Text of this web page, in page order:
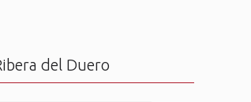
del Duero